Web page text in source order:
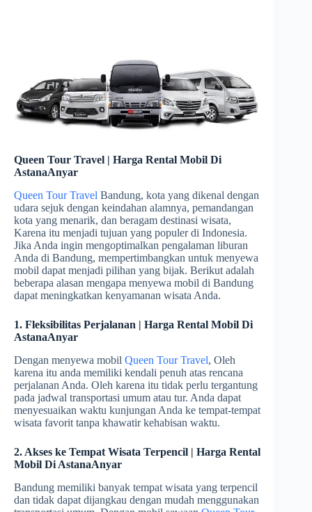
Queen Tour Travel | Harga Rental Mobil Di
AstanaAnyar
Queen Tour Travel Bandung, kota yang dikenal dengan
udara sejuk dengan keindahan alamnya, pemandangan
kota yang menarik, dan beragam destinasi wisata,
Karena itu menjadi tujuan yang populer di Indonesia.
Jika Anda ingin mengoptimalkan pengalaman liburan
Anda di Bandung, mempertimbangkan untuk menyewa
mobil dapat menjadi pilihan yang bijak. Berikut adalah
beberapa alasan mengapa menyewa mobil di Bandung
dapat meningkatkan kenyamanan wisata Anda.
1. Fleksibilitas Perjalanan | Harga Rental Mobil Di
AstanaAnyar
Dengan menyewa mobil Queen Tour Travel, Oleh
karena itu anda memiliki kendali penuh atas rencana
perjalanan Anda. Oleh karena itu tidak perlu tergantung
pada jadwal transportasi umum atau tur. Anda dapat
menyesuaikan waktu kunjungan Anda ke tempat-tempat
wisata favorit tanpa khawatir kehabisan waktu.
2. Akses ke Tempat Wisata Terpencil | Harga Rental
Mobil Di AstanaAnyar
Bandung memiliki banyak tempat wisata yang terpencil
dan tidak dapat dijangkau dengan mudah menggunakan